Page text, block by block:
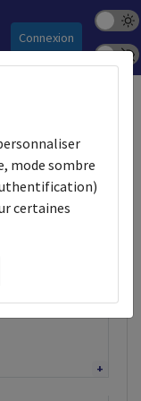
Connexion
Mode
Police
mode sombre
certaines